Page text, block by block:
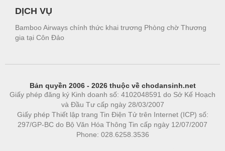
DỊCH VỤ
Bamboo Airways chính thức khai trương Phòng chờ Thương
gia tại Côn Đảo
Bản quyền 2006 - 2026 thuộc về chodansinh.net
Giấy phép đăng ký Kinh doanh số: 4102048591 do Sở Kế Hoạch
và Đầu Tư cấp ngày 28/03/2007
Giấy phép Thiết lập trang Tin Điện Tử trên Internet (ICP) số:
297/GP-BC do Bộ Văn Hóa Thông Tin cấp ngày 12/07/2007
Phone: 028.6258.3536